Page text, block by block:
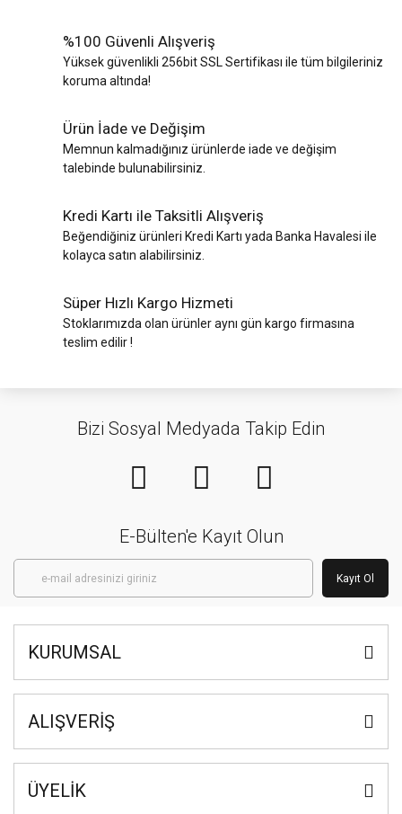
%100 Güvenli Alışveriş
Yüksek güvenlikli 256bit SSL Sertifikası ile tüm bilgileriniz
koruma altında!
Ürün İade ve Değişim
Memnun kalmadığınız ürünlerde iade ve değişim
talebinde bulunabilirsiniz.
Kredi Kartı ile Taksitli Alışveriş
Beğendiğiniz ürünleri Kredi Kartı yada Banka Havalesi ile
kolayca satın alabilirsiniz.
Süper Hızlı Kargo Hizmeti
Stoklarımızda olan ürünler aynı gün kargo firmasına
teslim edilir !
Bizi Sosyal Medyada Takip Edin
E-Bülten'e Kayıt Olun
Kayıt Ol
KURUMSAL
ALIŞVERİŞ
ÜYELİK